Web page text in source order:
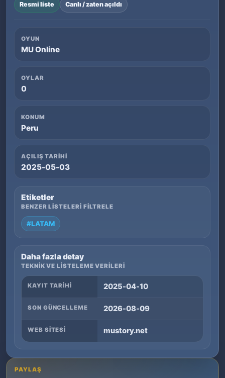
Resmi liste Canlı / zaten açıldı
OYUN
MU Online
OYLAR
0
KONUM
Peru
AÇILIŞ TARIHI
2025-05-03
Etiketler
BENZER LISTELERI FILTRELE
#LATAM
Daha fazla detay
TEKNIK VE LISTELEME VERILERI
KAYIT TARIHI 2025-04-10
SON GÜNCELLEME 2026-08-09
WEB SITESI mustory.net
PAYLAŞ